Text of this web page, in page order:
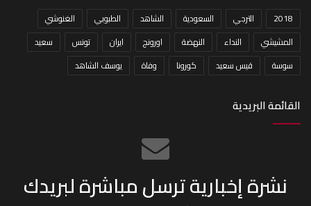
2018 الترجي السعودية الشاهد الطبوبي
الغنوشي
المشيشي
النداء النهضة اورونج ايران تونس
سعيد
سوسة
قيس سعيد كورونا وفاة يوسف الشاهد
القائمة البريدية
نشرة إخبارية ترسل مباشرة لبريدك